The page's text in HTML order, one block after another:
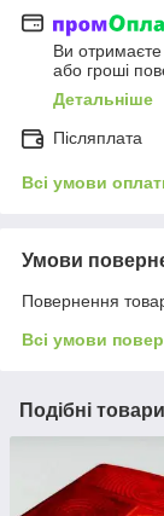
Ви
або гроші
Детальніше
Післяплата
Всі умови
Умови
Повернення
Всі умови
Подібні